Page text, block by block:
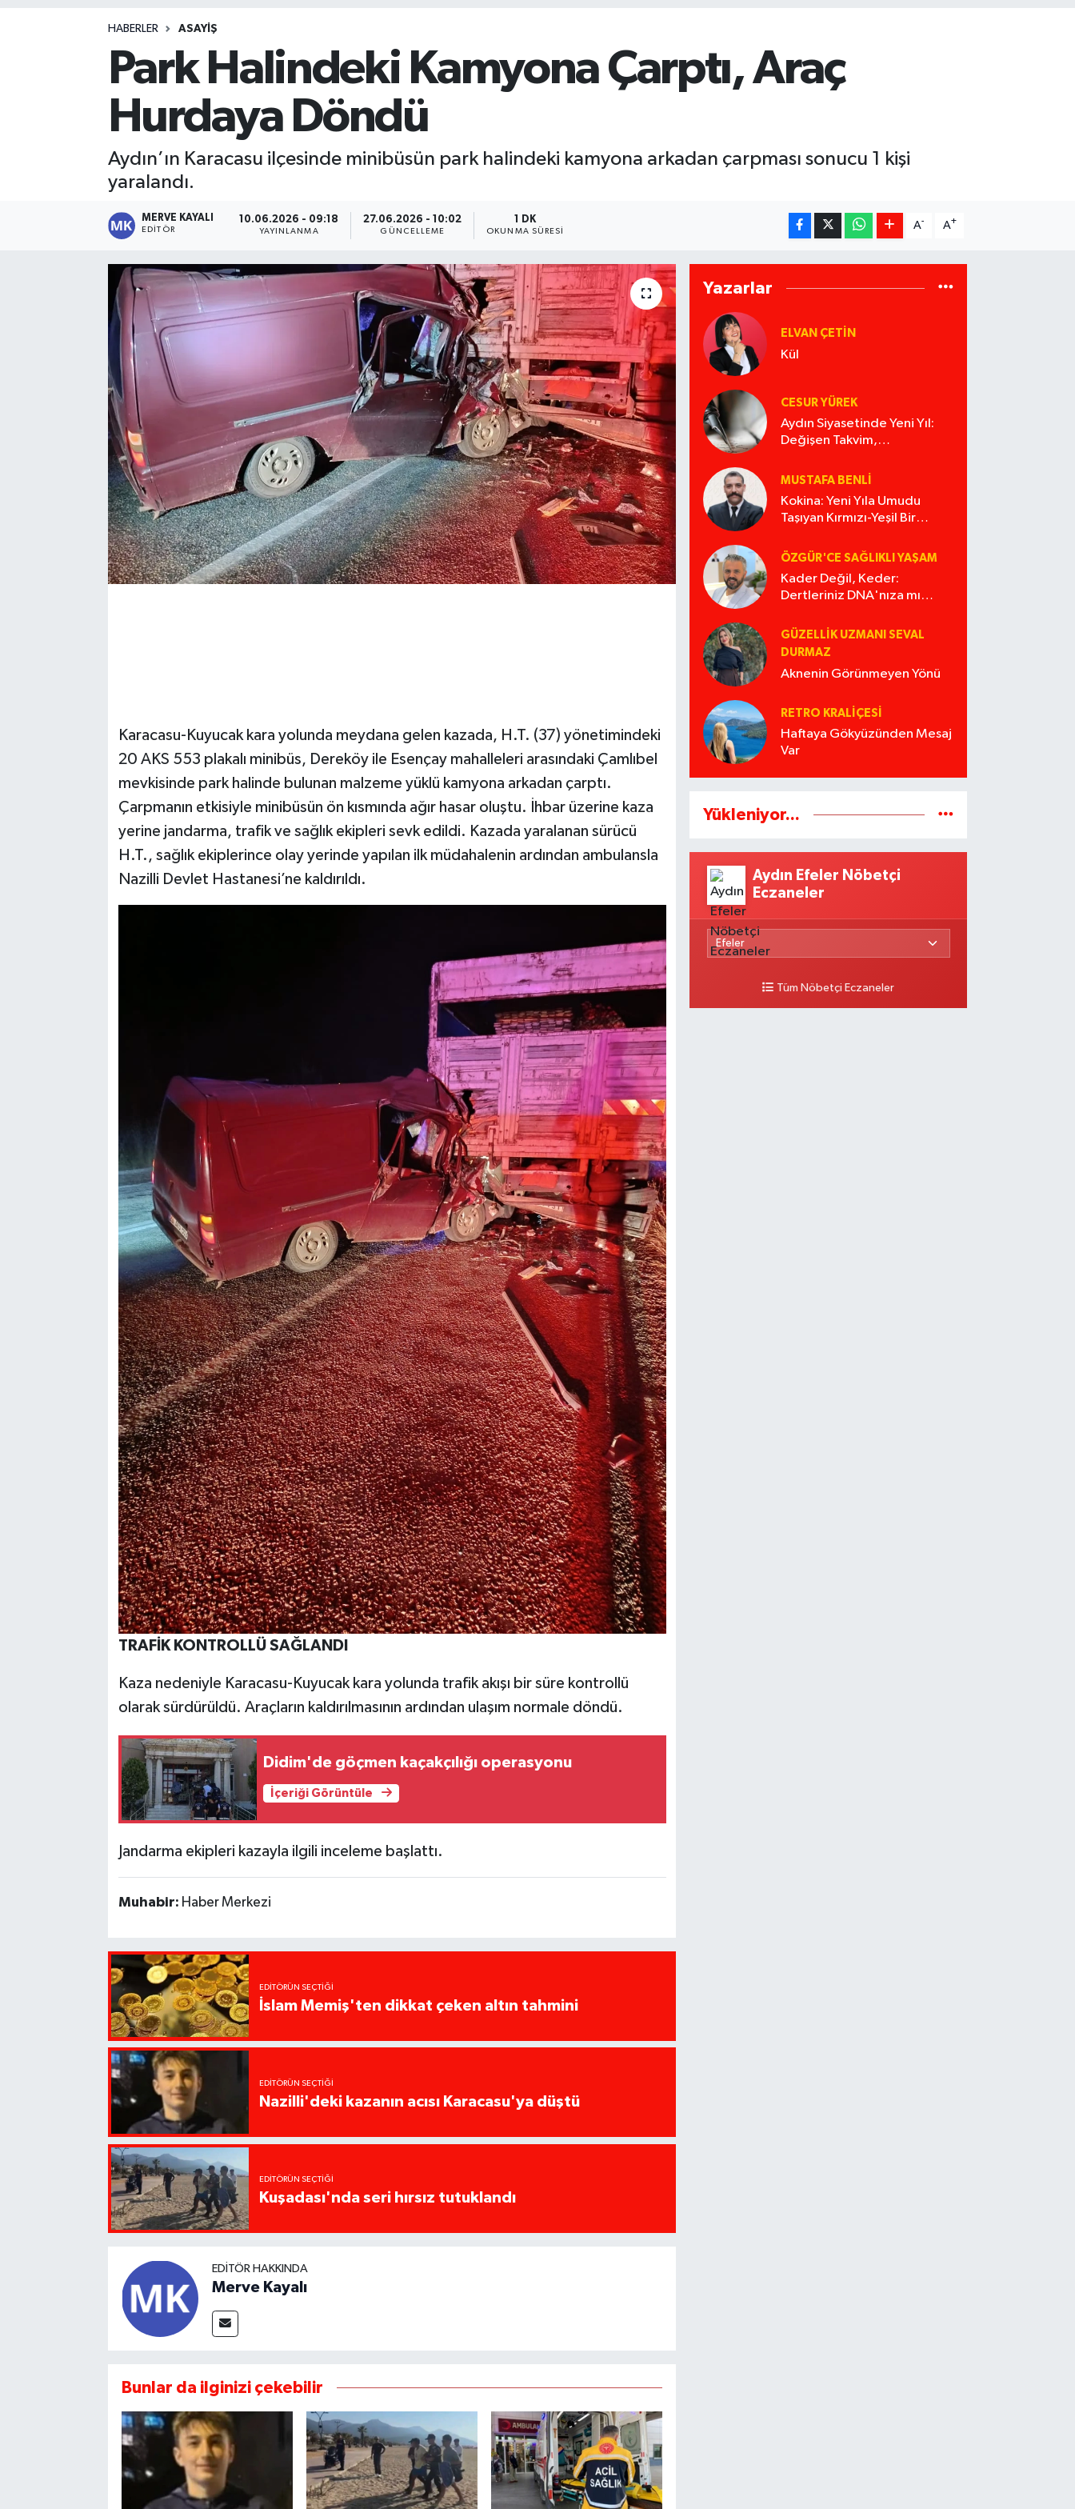
HABERLER ASAYIŞ
Park Halindeki Kamyona Çarptı, Araç
Hurdaya Döndü
Aydın’ın Karacasu ilçesinde minibüsün park halindeki kamyona arkadan çarpması sonucu 1 kişi
yaralandı.
MERVE KAYALI
EDITÖR
10.06.2026 - 09:18
YAYINLANMA
27.06.2026 - 10:02
GÜNCELLEME
1 DK
OKUNMA SÜRESI
A- A+
Karacasu-Kuyucak kara yolunda meydana gelen kazada, H.T. (37) yönetimindeki
20 AKS 553 plakalı minibüs, Dereköy ile Esençay mahalleleri arasındaki Çamlıbel
mevkisinde park halinde bulunan malzeme yüklü kamyona arkadan çarptı.
Çarpmanın etkisiyle minibüsün ön kısmında ağır hasar oluştu. İhbar üzerine kaza
yerine jandarma, trafik ve sağlık ekipleri sevk edildi. Kazada yaralanan sürücü
H.T., sağlık ekiplerince olay yerinde yapılan ilk müdahalenin ardından ambulansla
Nazilli Devlet Hastanesi’ne kaldırıldı.
TRAFİK KONTROLLÜ SAĞLANDI
Kaza nedeniyle Karacasu-Kuyucak kara yolunda trafik akışı bir süre kontrollü
olarak sürdürüldü. Araçların kaldırılmasının ardından ulaşım normale döndü.
Didim'de göçmen kaçakçılığı operasyonu
İçeriği Görüntüle
Jandarma ekipleri kazayla ilgili inceleme başlattı.
Muhabir: Haber Merkezi
EDITÖRÜN SEÇTIĞI
İslam Memiş'ten dikkat çeken altın tahmini
EDITÖRÜN SEÇTIĞI
Nazilli'deki kazanın acısı Karacasu'ya düştü
EDITÖRÜN SEÇTIĞI
Kuşadası'nda seri hırsız tutuklandı
EDITÖR HAKKINDA
Merve Kayalı
Bunlar da ilginizi çekebilir
Yazarlar
ELVAN ÇETIN
Kül
CESUR YÜREK
Aydın Siyasetinde Yeni Yıl:
Değişen Takvim,
MUSTAFA BENLI
Kokina: Yeni Yıla Umudu
Taşıyan Kırmızı-Yeşil Bir
ÖZGÜR'CE SAĞLIKLI YAŞAM
Kader Değil, Keder:
Dertleriniz DNA'nıza mı
GÜZELLIK UZMANI SEVAL
DURMAZ
Aknenin Görünmeyen Yönü
RETRO KRALIÇESI
Haftaya Gökyüzünden Mesaj
Var
Yükleniyor...
Aydın Efeler Nöbetçi
Eczaneler
Tüm Nöbetçi Eczaneler